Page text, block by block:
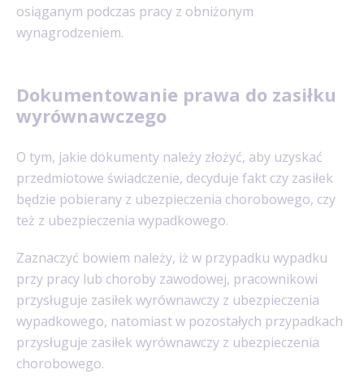
osiąganym podczas pracy z obniżonym
wynagrodzeniem.
Dokumentowanie prawa do zasiłku
wyrównawczego
O tym, jakie dokumenty należy złożyć, aby uzyskać
przedmiotowe świadczenie, decyduje fakt czy zasiłek
będzie pobierany z ubezpieczenia chorobowego, czy
też z ubezpieczenia wypadkowego.
Zaznaczyć bowiem należy, iż w przypadku wypadku
przy pracy lub choroby zawodowej, pracownikowi
przysługuje zasiłek wyrównawczy z ubezpieczenia
wypadkowego, natomiast w pozostałych przypadkach
przysługuje zasiłek wyrównawczy z ubezpieczenia
chorobowego.